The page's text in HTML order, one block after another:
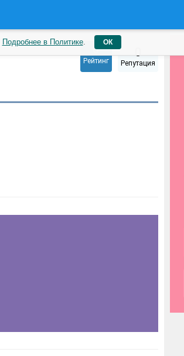
0
Рейтинг
0
Репутация
Подробнее в Политике. ОК